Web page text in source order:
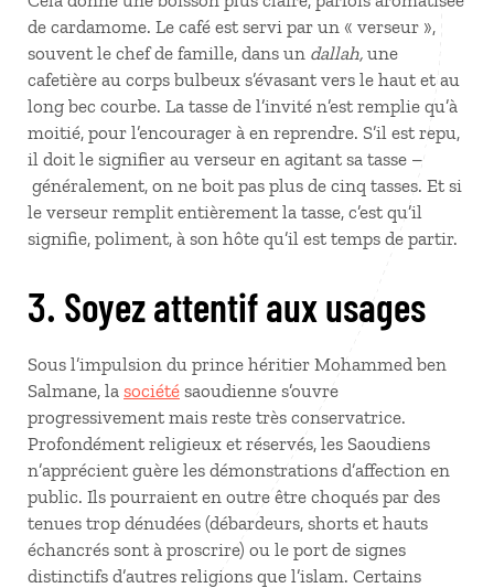
de cardamome. Le café est servi par un « verseur »,
souvent le chef de famille, dans un dallah, une
cafetière au corps bulbeux s’évasant vers le haut et au
long bec courbe. La tasse de l’invité n’est remplie qu’à
moitié, pour l’encourager à en reprendre. S’il est repu,
il doit le signifier au verseur en agitant sa tasse –
généralement, on ne boit pas plus de cinq tasses. Et si
le verseur remplit entièrement la tasse, c’est qu’il
signifie, poliment, à son hôte qu’il est temps de partir.
3. Soyez attentif aux usages
Sous l’impulsion du prince héritier Mohammed ben
Salmane, la société saoudienne s’ouvre
progressivement mais reste très conservatrice.
Profondément religieux et réservés, les Saoudiens
n’apprécient guère les démonstrations d’affection en
public. Ils pourraient en outre être choqués par des
tenues trop dénudées (débardeurs, shorts et hauts
échancrés sont à proscrire) ou le port de signes
distinctifs d’autres religions que l’islam. Certains